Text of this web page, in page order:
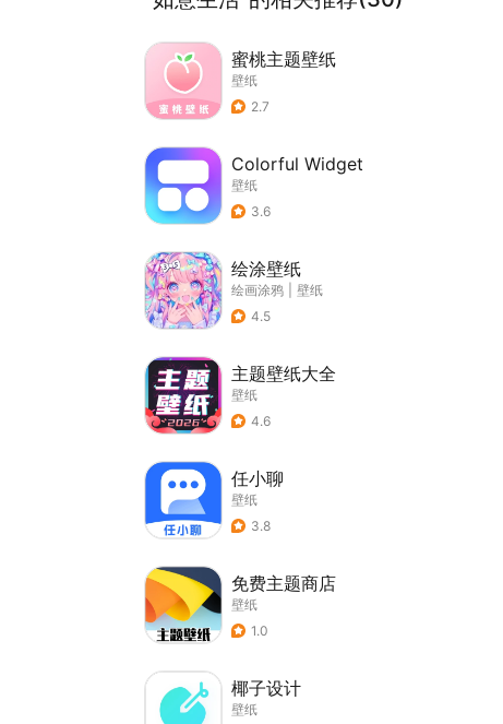
蜜桃主题壁纸
壁纸
2.7
Colorful Widget
壁纸
3.6
绘涂壁纸
绘画涂鸦
壁纸
4.5
主题壁纸大全
壁纸
4.6
任小聊
壁纸
3.8
免费主题商店
壁纸
1.0
椰子设计
壁纸